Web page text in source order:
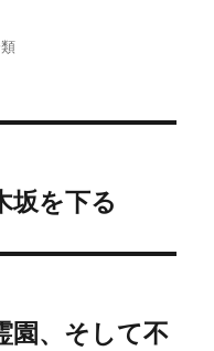
坂を下る
園、そして不